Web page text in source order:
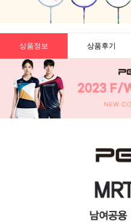
상품정보 상품후기